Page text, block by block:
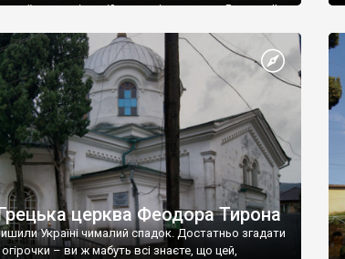
свої умови візантійському імператору Василю ІІ,
Володимир-язичник, став Василем-
А потім було Хрещення Русі. На честь
Таврійського названо місто […]
церква Феодора Тирона
Україні чималий спадок. Достатньо згадати
огірочки – ви ж мабуть всі знаєте, що цей,